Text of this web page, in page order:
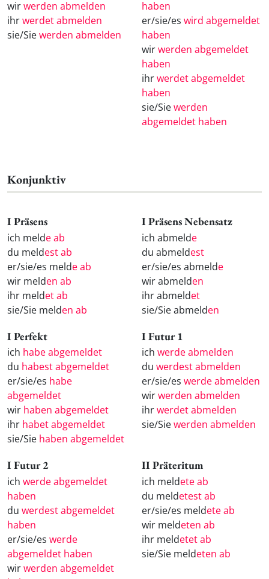
wirwerden abmelden
ihrwerdet abmelden
sie/Siewerden abmelden
haben
er/sie/es wird abgemeldet
haben
wirwerden abgemeldet
haben
ihrwerdet abgemeldet
haben
sie/Siewerden
abgemeldet haben
Konjunktiv
I Präsens
ich melde ab
du meldest ab
er/sie/es melde ab
wir melden ab
ihr meldet ab
sie/Sie melden ab
I Präsens Nebensatz
ich abmelde
du abmeldest
er/sie/es abmelde
wir abmelden
ihr abmeldet
sie/Sie abmelden
I Perfekt
ich habe abgemeldet
du habest abgemeldet
er/sie/es habe
abgemeldet
wir haben abgemeldet
ihr habet abgemeldet
sie/Sie haben abgemeldet
I Futur 1
ich werde abmelden
du werdest abmelden
er/sie/es werde abmelden
wirwerden abmelden
ihrwerdet abmelden
sie/Siewerden abmelden
I Futur 2
ich werde abgemeldet
haben
du werdest abgemeldet
haben
er/sie/es werde
abgemeldet haben
wirwerden abgemeldet
II Präteritum
ich meldete ab
du meldetest ab
er/sie/es meldete ab
wir meldeten ab
ihr meldetet ab
sie/Sie meldeten ab